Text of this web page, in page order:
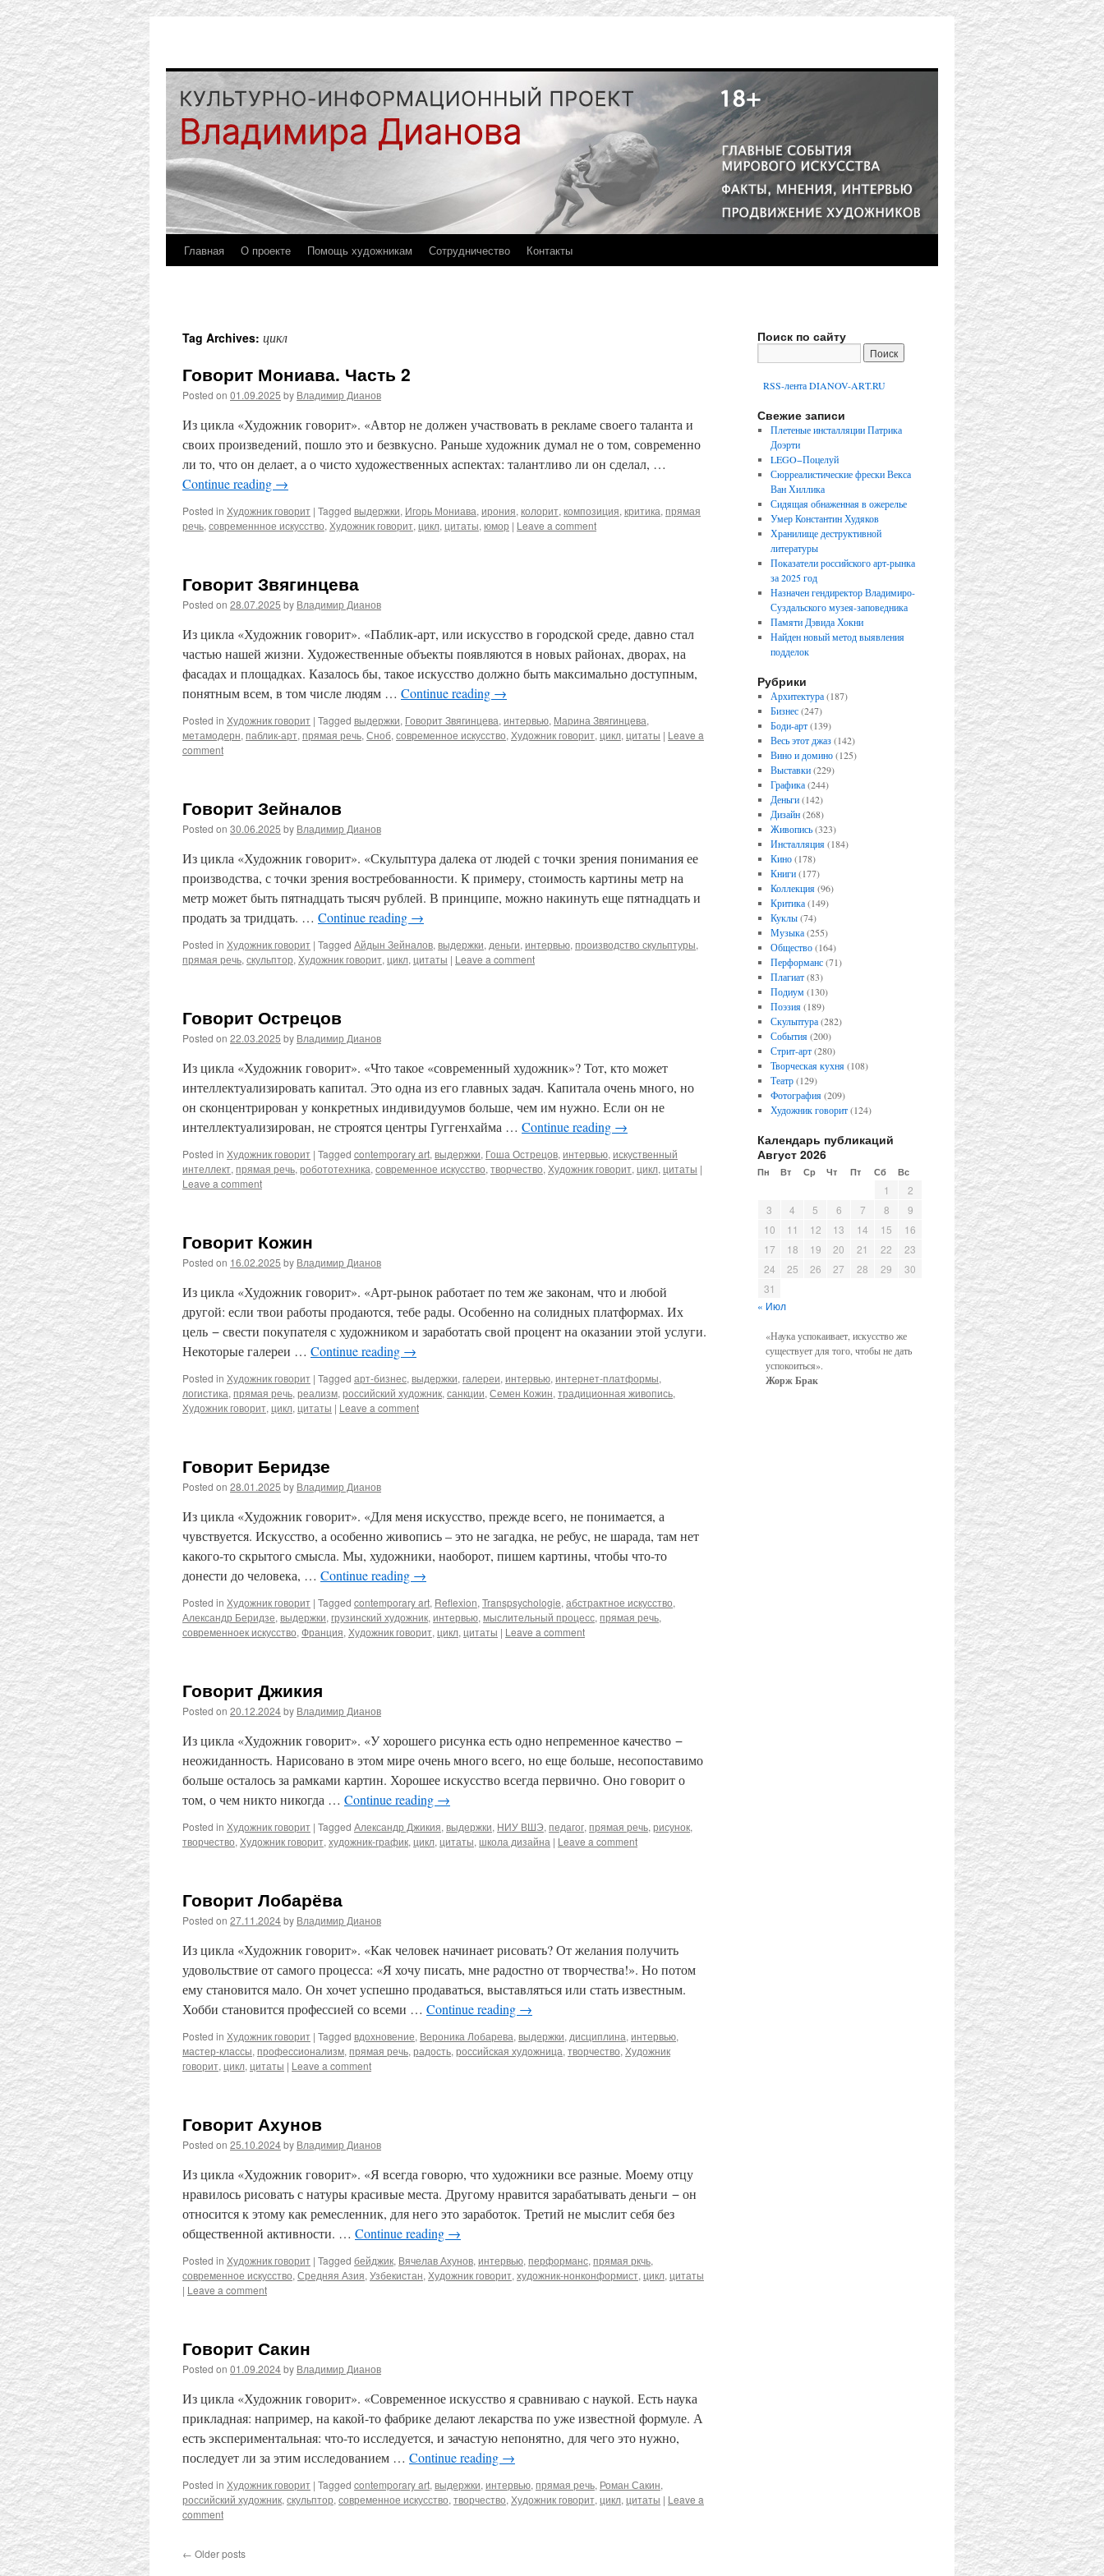
Главная О проекте Помощь художникам Сотрудничество Контакты
Tag Archives: цикл
Говорит Мониава. Часть 2
Posted on 01.09.2025 by Владимир Дианов
Из цикла «Художник говорит». «Автор не должен участвовать в рекламе своего таланта и
своих произведений, пошло это и безвкусно. Раньше художник думал не о том, современно
ли то, что он делает, а о чисто художественных аспектах: талантливо ли он сделал, …
Continue reading →
Posted in Художник говорит | Tagged выдержки, Игорь Мониава, ирония, колорит, композиция, критика, прямая
речь, современнное искусство, Художник говорит, цикл, цитаты, юмор | Leave a comment
Говорит Звягинцева
Posted on 28.07.2025 by Владимир Дианов
Из цикла «Художник говорит». «Паблик-арт, или искусство в городской среде, давно стал
частью нашей жизни. Художественные объекты появляются в новых районах, дворах, на
фасадах и площадках. Казалось бы, такое искусство должно быть максимально доступным,
понятным всем, в том числе людям … Continue reading →
Posted in Художник говорит | Tagged выдержки, Говорит Звягинцева, интервью, Марина Звягинцева,
метамодерн, паблик-арт, прямая речь, Сноб, современное искусство, Художник говорит, цикл, цитаты | Leave a
comment
Говорит Зейналов
Posted on 30.06.2025 by Владимир Дианов
Из цикла «Художник говорит». «Скульптура далека от людей с точки зрения понимания ее
производства, с точки зрения востребованности. К примеру, стоимость картины метр на
метр может быть пятнадцать тысяч рублей. В принципе, можно накинуть еще пятнадцать и
продать за тридцать. … Continue reading →
Posted in Художник говорит | Tagged Айдын Зейналов, выдержки, деньги, интервью, производство скульптуры,
прямая речь, скульптор, Художник говорит, цикл, цитаты | Leave a comment
Говорит Острецов
Posted on 22.03.2025 by Владимир Дианов
Из цикла «Художник говорит». «Что такое «современный художник»? Тот, кто может
интеллектуализировать капитал. Это одна из его главных задач. Капитала очень много, но
он сконцентрирован у конкретных индивидуумов больше, чем им нужно. Если он не
интеллектуализирован, не строятся центры Гуггенхайма … Continue reading →
Posted in Художник говорит | Tagged contemporary art, выдержки, Гоша Острецов, интервью, искуственный
интеллект, прямая речь, робототехника, современное искусство, творчество, Художник говорит, цикл, цитаты |
Leave a comment
Говорит Кожин
Posted on 16.02.2025 by Владимир Дианов
Из цикла «Художник говорит». «Арт-рынок работает по тем же законам, что и любой
другой: если твои работы продаются, тебе рады. Особенно на солидных платформах. Их
цель − свести покупателя с художником и заработать свой процент на оказании этой услуги.
Некоторые галереи … Continue reading →
Posted in Художник говорит | Tagged арт-бизнес, выдержки, галереи, интервью, интернет-платформы,
логистика, прямая речь, реализм, российский художник, санкции, Семен Кожин, традиционная живопись,
Художник говорит, цикл, цитаты | Leave a comment
Говорит Беридзе
Posted on 28.01.2025 by Владимир Дианов
Из цикла «Художник говорит». «Для меня искусство, прежде всего, не понимается, а
чувствуется. Искусство, а особенно живопись – это не загадка, не ребус, не шарада, там нет
какого-то скрытого смысла. Мы, художники, наоборот, пишем картины, чтобы что-то
донести до человека, … Continue reading →
Posted in Художник говорит | Tagged contemporary art, Reflexion, Transpsychologie, абстрактное искусство,
Александр Беридзе, выдержки, грузинский художник, интервью, мыслительный процесс, прямая речь,
современноек искусство, Франция, Художник говорит, цикл, цитаты | Leave a comment
Говорит Джикия
Posted on 20.12.2024by Владимир Дианов
Из цикла «Художник говорит». «У хорошего рисунка есть одно непременное качество −
неожиданность. Нарисовано в этом мире очень много всего, но еще больше, несопоставимо
больше осталось за рамками картин. Хорошее искусство всегда первично. Оно говорит о
том, о чем никто никогда … Continue reading →
Posted in Художник говорит | Tagged Александр Джикия, выдержки, НИУ ВШЭ, педагог, прямая речь, рисунок,
творчество, Художник говорит, художник-график, цикл, цитаты, школа дизайна | Leave a comment
Говорит Лобарёва
Posted on 27.11.2024by Владимир Дианов
Из цикла «Художник говорит». «Как человек начинает рисовать? От желания получить
удовольствие от самого процесса: «Я хочу писать, мне радостно от творчества!». Но потом
ему становится мало. Он хочет успешно продаваться, выставляться или стать известным.
Хобби становится профессией со всеми … Continue reading →
Posted in Художник говорит | Tagged вдохновение, Вероника Лобарева, выдержки, дисциплина, интервью,
мастер-классы, профессионализм, прямая речь, радость, российская художница, творчество, Художник
говорит, цикл, цитаты | Leave a comment
Говорит Ахунов
Posted on 25.10.2024by Владимир Дианов
Из цикла «Художник говорит». «Я всегда говорю, что художники все разные. Моему отцу
нравилось рисовать с натуры красивые места. Другому нравится зарабатывать деньги − он
относится к этому как ремесленник, для него это заработок. Третий не мыслит себя без
общественной активности. … Continue reading →
Posted in Художник говорит | Tagged бейджик, Вячелав Ахунов, интервью, перформанс, прямая ркчь,
современное искусство, Средняя Азия, Узбекистан, Художник говорит, художник-нонконформист, цикл, цитаты
| Leave a comment
Говорит Сакин
Posted on 01.09.2024by Владимир Дианов
Из цикла «Художник говорит». «Современное искусство я сравниваю с наукой. Есть наука
прикладная: например, на какой-то фабрике делают лекарства по уже известной формуле. А
есть экспериментальная: что-то исследуется, и зачастую непонятно, для чего это нужно,
последует ли за этим исследованием … Continue reading →
Posted in Художник говорит | Tagged contemporary art, выдержки, интервью, прямая речь, Роман Сакин,
российский художник, скульптор, современное искусство, творчество, Художник говорит, цикл, цитаты | Leave a
comment
← Older posts
Поиск по сайту
RSS-лента DIANOV-ART.RU
Свежие записи
Плетеные инсталляции Патрика
Доэрти
LEGO−Поцелуй
Сюрреалистические фрески Векса
Ван Хиллика
Сидящая обнаженная в ожерелье
Умер Константин Худяков
Хранилище деструктивной
литературы
Показатели российского арт-рынка
за 2025 год
Назначен гендиректор Владимиро-
Суздальского музея-заповедника
Памяти Дэвида Хокни
Найден новый метод выявления
подделок
Рубрики
Архитектура(187)
Бизнес(247)
Боди-арт(139)
Весь этот джаз(142)
Вино и домино(125)
Выставки(229)
Графика(244)
Деньги(142)
Дизайн(268)
Живопись(323)
Инсталляция(184)
Кино(178)
Книги(177)
Коллекция(96)
Критика(149)
Куклы(74)
Музыка(255)
Общество(164)
Перформанс(71)
Плагиат(83)
Подиум(130)
Поэзия(189)
Скульптура(282)
События(200)
Стрит-арт(280)
Творческая кухня(108)
Театр(129)
Фотография(209)
Художник говорит(124)
Календарь публикаций
Август 2026
Пн Вт Ср Чт Пт Сб Вс
« Июл
1
2
3
4 5 6 7 8
9
10
11 12 13 14 15
16
17
18 19 20 21 22
23
24
25 26 27 28 29
30
31
«Наука успокаивает, искусство же
существует для того, чтобы не дать
успокоиться».
Жорж Брак